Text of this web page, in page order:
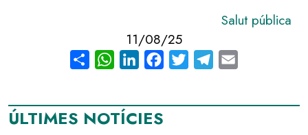
Salut pública
11/08/25
Share WhatsAppLinkedInFacebook
Twitter Telegram
ÚLTIMES NOTÍCIES